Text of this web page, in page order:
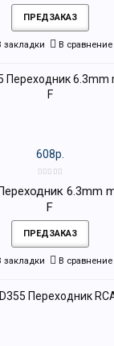
ПРЕДЗАКАЗ
закладки В сравнение
608р.
6.3mm
F
ПРЕДЗАКАЗ
закладки В сравнение